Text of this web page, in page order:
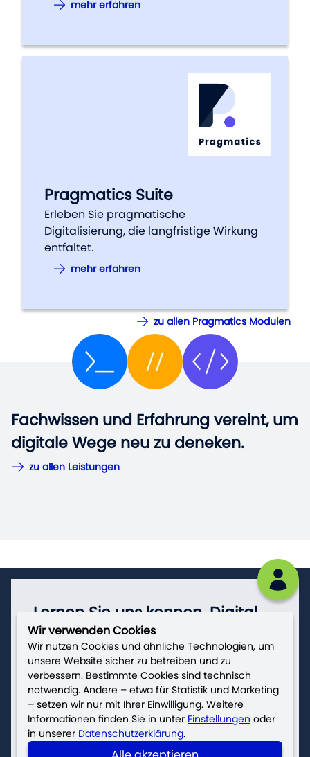
mehr erfahren
Pragmatics Suite
Erleben Sie pragmatische
Digitalisierung, die langfristige Wirkung
entfaltet.
mehr erfahren
zu allen Pragmatics Modulen
Fachwissen und Erfahrung vereint, um
digitale Wege neu zu deneken.
zu allen Leistungen
Fachwissen und Erfahrung vereint, um
digitale Wege neu zu deneken.
zu allen Leistungen
Lernen Sie uns kennen. Digital,
analog, persönlich.
+49 (0)341 97458330
connect@compl3te.com
StandortLeipzig
StandortHannover
zum Kontakt
Wir verwenden Cookies
Wir nutzen Cookies und ähnliche Technologien, um
unsere Website sicher zu betreiben und zu
verbessern. Bestimmte Cookies sind technisch
notwendig. Andere – etwa für Statistik und Marketing
– setzen wir nur mit Ihrer Einwilligung. Weitere
Informationen finden Sie in unter Einstellungen oder
in unserer Datenschutzerklärung.